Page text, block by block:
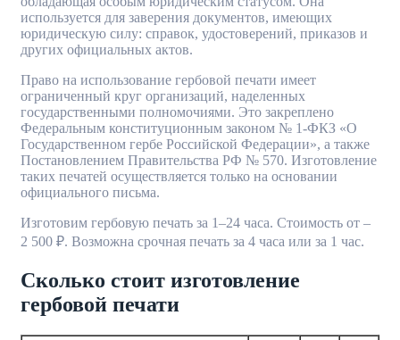
используется для заверения документов, имеющих
юридическую силу: справок, удостоверений, приказов и
других официальных актов.
Право на использование гербовой печати имеет
ограниченный круг организаций, наделенных
государственными полномочиями. Это закреплено
Федеральным конституционным законом № 1-ФКЗ «О
Государственном гербе Российской Федерации», а также
Постановлением Правительства РФ № 570. Изготовление
таких печатей осуществляется только на основании
официального письма.
Изготовим гербовую печать за 1–24 часа. Стоимость от –
2 500 ₽. Возможна срочная печать за 4 часа или за 1 час.
Сколько стоит изготовление
гербовой печати